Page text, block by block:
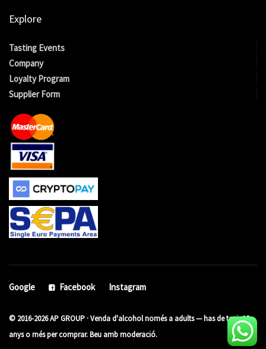
Explore
Tasting Events
Company
Loyalty Program
Supplier Form
Google Facebook Instagram
© 2016-2026 AP GROUP · Venda d'alcohol només a adults — has de tenir 18
anys o més per comprar. Beu amb moderació.